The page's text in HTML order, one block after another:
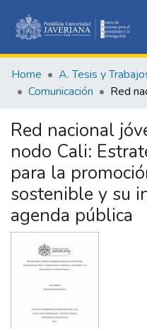
Home A. Tesis y
Comunicación
Red nacional
nodo Cali:
para la
sostenible y su
agenda pública